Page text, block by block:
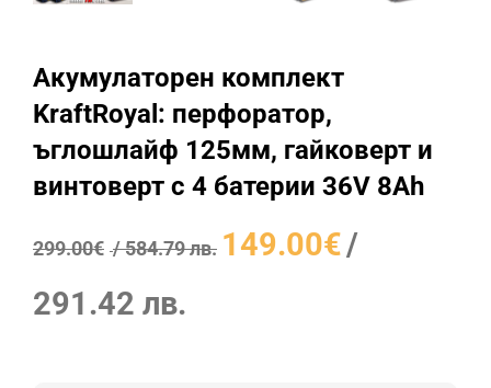
Акумулаторен комплект
KraftRoyal: перфоратор,
ъглошлайф 125мм, гайковерт и
винтоверт с 4 батерии 36V 8Ah
299.00€ / 584.79 лв.
Original
price
149.00€/
291.42 лв.